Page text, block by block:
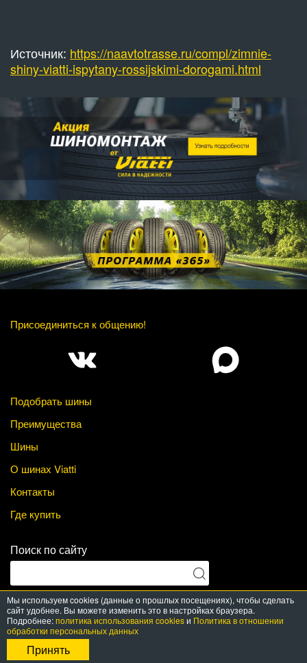
Источник: https://naavtotrasse.ru/compl/zimnie-
shiny-viatti-ispytany-rossijskimi-dorogami.html
Мы используем cookies (данные о прошлых посещениях), чтобы сделать
сайт удобнее. Вы можете изменить это в настройках браузера.
Подробнее:политика использования cookiesи Политика в отношении
обработки персональных данных
Принять
Присоединиться к общению!
Подобрать шины
Преимущества
Шины
О шинах Viatti
Контакты
Где купить
© Viatti Tyres, 2026. All Rights Reserved
Разработка —PRT media
Поиск по сайту